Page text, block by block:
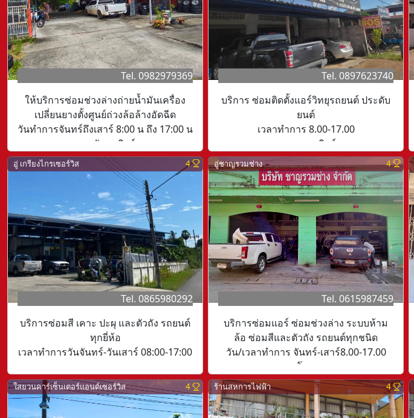
Tel. 0982979369
ให้บริการซ่อมช่วงล่างถ่ายน้ำมันเครื่อง
เปลี่ยนยางตั้งศูนย์ถ่วงล้อล้างอัดฉีด
วันทำการจันทร์ถึงเสาร์ 8:00 น ถึง 17:00 น
หยุดวันอาทิตย์
Tel. 0897623740
บริการ ซ่อมติดตั้งแอร์วิทยุรถยนต์ ประดับ
ยนต์
เวลาทำการ 8.00-17.00
หยุดวนอาทิตย์
อู่ เกรียงไกรเซอร์วิส 4
Tel. 0865980292
บริการซ่อมสี เคาะ ปะผุ และตัวถัง รถยนต์
ทุกยี่ห้อ
เวลาทำการวันจันทร์-วันเสาร์ 08:00-17:00
อู่ชาญรวมช่าง 4
Tel. 0615987459
บริการซ่อมแอร์ ซ่อมช่วงล่าง ระบบห้าม
ล้อ ซ่อมสีและตัวถัง รถยนต์ทุกชนิด
วัน/เวลาทำการ จันทร์-เสาร์8.00-17.00
โมง
ใสยวนคาร์เซ็นเตอร์แอนด์เซอร์วิส 4 ร้านสหการไฟฟ้า 4